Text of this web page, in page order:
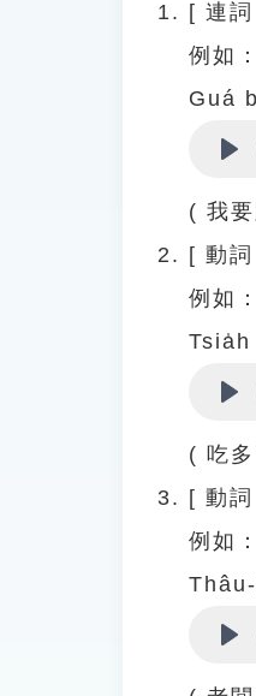
[ 連詞
例如：
Guá
( 我
[ 動詞
例如：
( 吃
[ 動詞
例如：